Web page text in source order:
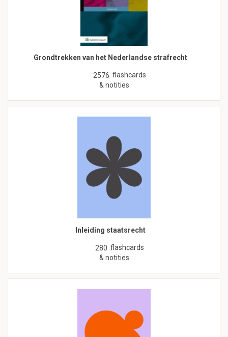
Grondtrekken van het Nederlandse strafrecht
2576 flashcards
& notities
Inleiding staatsrecht
280 flashcards
& notities